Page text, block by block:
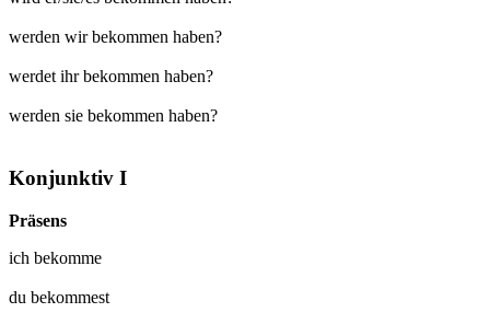
werden wir bekommen haben?
werdet ihr bekommen haben?
werden sie bekommen haben?
Konjunktiv I
Präsens
ich bekomme
du bekommest